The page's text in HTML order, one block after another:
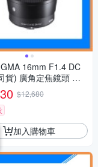
16mm F1.4 DC
貨) 廣角定焦鏡頭 人
C $12,680
加入購物車